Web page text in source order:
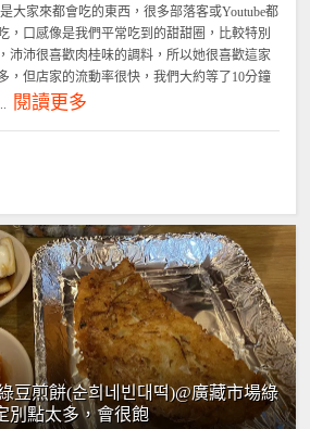
大家來都會吃的東西，很多部落客或Youtube都
，口感像是我們平常吃到的甜甜圈，比較特別
沛沛很喜歡肉桂味的調料，所以她很喜歡這家
，但店家的流動率很快，我們大約等了10分鐘
閱讀更多
豆煎餅(순희네빈대떡)@廣藏市場綠
別點太多，會很飽